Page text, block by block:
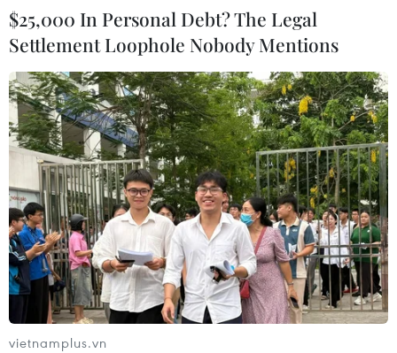
Lầu Năm Góc xác nhận Iran ngày 7/1/2020 đã bắn
"hơn chục" tên lửa đạn đạo nhằm vào 2 căn cứ quân sự
của Mỹ ở Iraq, nơi các lực lượng Mỹ và liên quân đồn
trú.
$25,000 In Personal Debt? The Legal
Settlement Loophole Nobody Mentions
vietnamplus.vn